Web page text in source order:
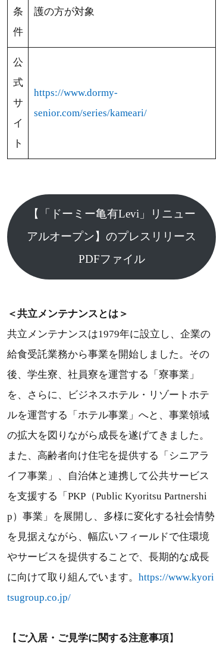
条
件
護の方が対象
公
式
サ
イ
ト
https://www.dormy-
senior.com/series/kameari/
【「ドーミー亀有Levi」リニュー
アルオープン】のプレスリリース
PDFファイル
＜共立メンテナンスとは＞
共立メンテナンスは1979年に設立し、企業の
給食受託業務から事業を開始しました。その
後、学生寮、社員寮を運営する「寮事業」
を、さらに、ビジネスホテル・リゾートホテ
ルを運営する「ホテル事業」へと、事業領域
の拡大を図りながら成長を遂げてきました。
また、高齢者向け住宅を提供する「シニアラ
イフ事業」、自治体と連携して公共サービス
を支援する「PKP（Public Kyoritsu Partnershi
p）事業」を展開し、多様に変化する社会情勢
を見据えながら、幅広いフィールドで住環境
やサービスを提供することで、長期的な成長
に向けて取り組んでいます。 https://www.kyori
tsugroup.co.jp/
【 ご入居・ご見学に関する注意事項】